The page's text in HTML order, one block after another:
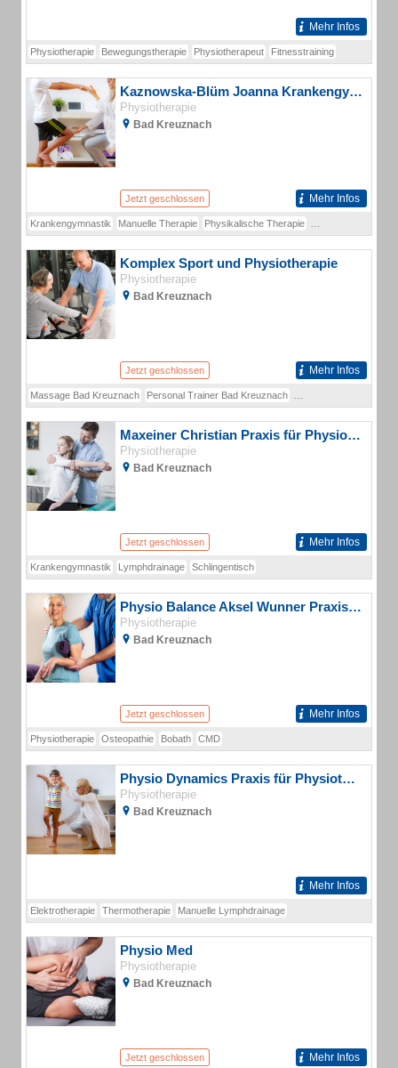
Mehr Infos
Physiotherapie Bewegungstherapie Physiotherapeut Fitnesstraining
Kaznowska-Blüm Joanna Krankengymastik
Physiotherapie
Bad Kreuznach
Jetzt geschlossen Mehr Infos
Krankengymnastik Manuelle Therapie Physikalische Therapie
Komplex Sport und Physiotherapie
Physiotherapie
Bad Kreuznach
Jetzt geschlossen Mehr Infos
Massage Bad Kreuznach Personal Trainer Bad Kreuznach
Maxeiner Christian Praxis für Physiotherapie
Physiotherapie
Bad Kreuznach
Jetzt geschlossen Mehr Infos
Krankengymnastik Lymphdrainage Schlingentisch
Physio Balance Aksel Wunner Praxis für Osteopathie und Physiotherapie
Physiotherapie
Bad Kreuznach
Jetzt geschlossen Mehr Infos
Physiotherapie Osteopathie Bobath CMD
Physio Dynamics Praxis für Physiotherapie
Physiotherapie
Bad Kreuznach
Mehr Infos
Elektrotherapie Thermotherapie Manuelle Lymphdrainage
Physio Med
Physiotherapie
Bad Kreuznach
Jetzt geschlossen Mehr Infos